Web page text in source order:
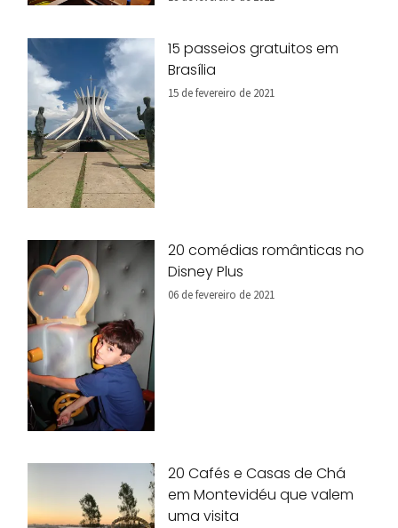
15 passeios gratuitos em
Brasília
15 de fevereiro de 2021
20 comédias românticas no
Disney Plus
06 de fevereiro de 2021
20 Cafés e Casas de Chá
em Montevidéu que valem
uma visita